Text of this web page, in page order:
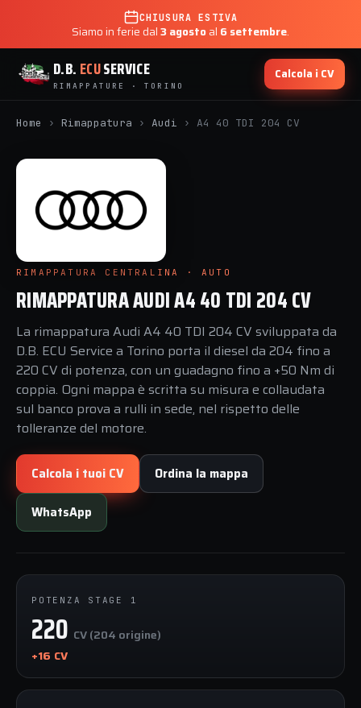
CHIUSURA ESTIVA
Siamo in ferie dal3 agostoal 6 settembre.
D.B. ECUSERVICE
RIMAPPATURE · TORINO
Calcola i CV
Home › Rimappatura › Audi › A4 40 TDI 204 CV
RIMAPPATURA CENTRALINA · AUTO
RIMAPPATURA AUDI A4 40 TDI 204 CV
La rimappatura Audi A4 40 TDI 204 CV sviluppata da
D.B. ECU Service a Torino porta il diesel da 204 fino a
220 CV di potenza, con un guadagno fino a +50 Nm di
coppia. Ogni mappa è scritta su misura e collaudata
sul banco prova a rulli in sede, nel rispetto delle
tolleranze del motore.
Calcola i tuoi CV Ordina la mappa
WhatsApp
POTENZA STAGE 1
220 CV (204 origine)
+16 CV